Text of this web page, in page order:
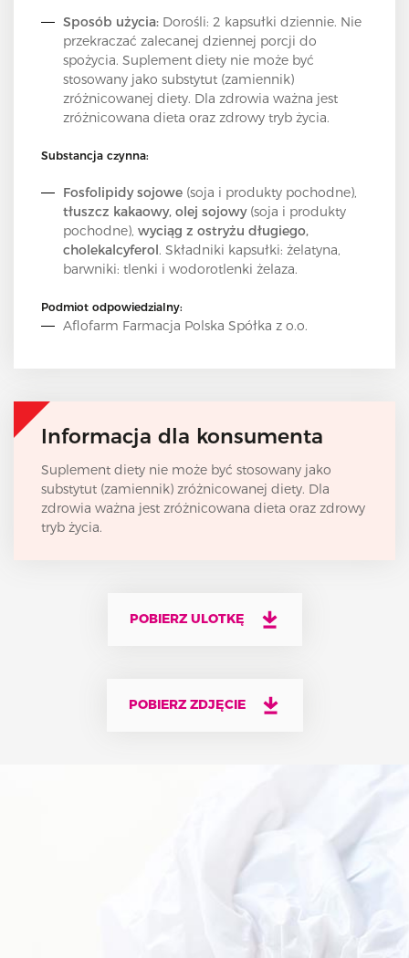
Sposób użycia: Dorośli: 2 kapsułki dziennie. Nie
przekraczać zalecanej dziennej porcji do
spożycia. Suplement diety nie może być
stosowany jako substytut (zamiennik)
zróżnicowanej diety. Dla zdrowia ważna jest
zróżnicowana dieta oraz zdrowy tryb życia.
Substancja czynna:
Fosfolipidy sojowe (soja i produkty pochodne),
tłuszcz kakaowy, olej sojowy(soja i produkty
pochodne), wyciąg z ostryżu długiego,
cholekalcyferol. Składniki kapsułki: żelatyna,
barwniki: tlenki i wodorotlenki żelaza.
Podmiot odpowiedzialny:
Aflofarm Farmacja Polska Spółka z o.o.
Informacja dla konsumenta
Suplement diety nie może być stosowany jako
substytut (zamiennik) zróżnicowanej diety. Dla
zdrowia ważna jest zróżnicowana dieta oraz zdrowy
tryb życia.
POBIERZ ULOTKĘ
POBIERZ ZDJĘCIE